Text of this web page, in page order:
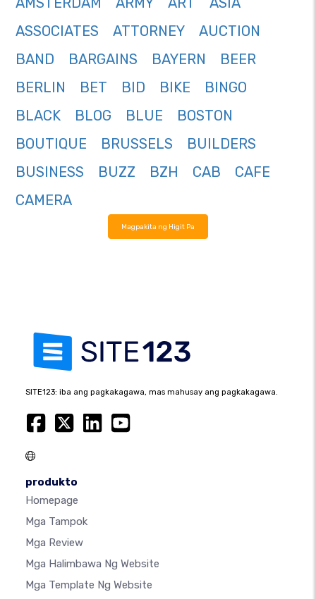
ASSOCIATES
ATTORNEY
AUCTION
BAND
BARGAINS BAYERN
BEER
BERLIN
BET BID BIKE
BINGO
BLACK
BLOG BLUE
BOSTON
BOUTIQUE
BRUSSELS
BUILDERS
BUSINESS
BUZZ BZH CAB
CAFE
CAMERA
Magpakita ng Higit Pa
SITE123: iba ang pagkakagawa, mas mahusay ang pagkakagawa.
produkto
Homepage
Mga Tampok
Mga Review
Mga Halimbawa Ng Website
Mga Template Ng Website